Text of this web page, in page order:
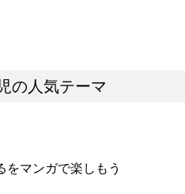
の人気テーマ
をマンガで楽しもう